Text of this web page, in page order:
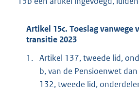
Artikel 15c. Toeslag vanwege
transitie 2023
1. Artikel 137, tweede lid,
b, van de Pensioenwet
132, tweede lid,